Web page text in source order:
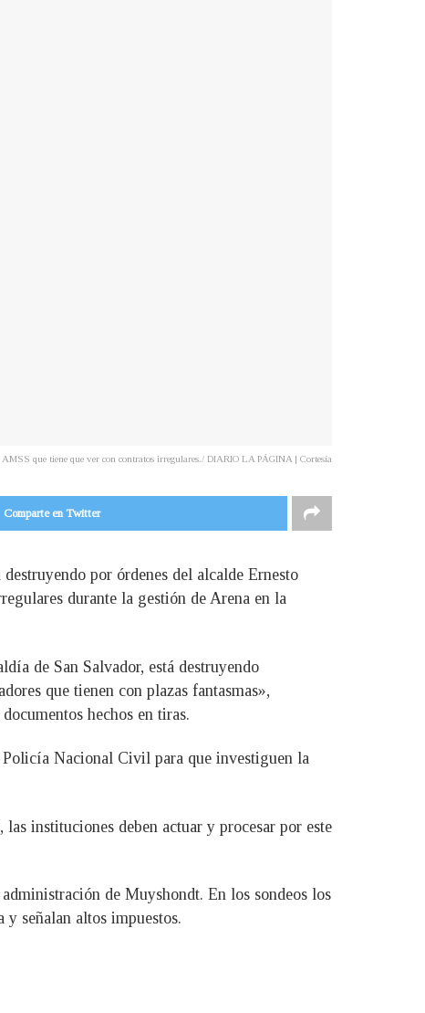
que tiene que ver con contratos irregulares./ DIARIO LA PÁGINA | Cortesía
Comparte en Twitter
por órdenes del alcalde Ernesto
durante la gestión de Arena en la
de San Salvador, está destruyendo
que tienen con plazas fantasmas»,
hechos en tiras.
Nacional Civil para que investiguen la
instituciones deben actuar y procesar por este
de Muyshondt. En los sondeos los
señalan altos impuestos.